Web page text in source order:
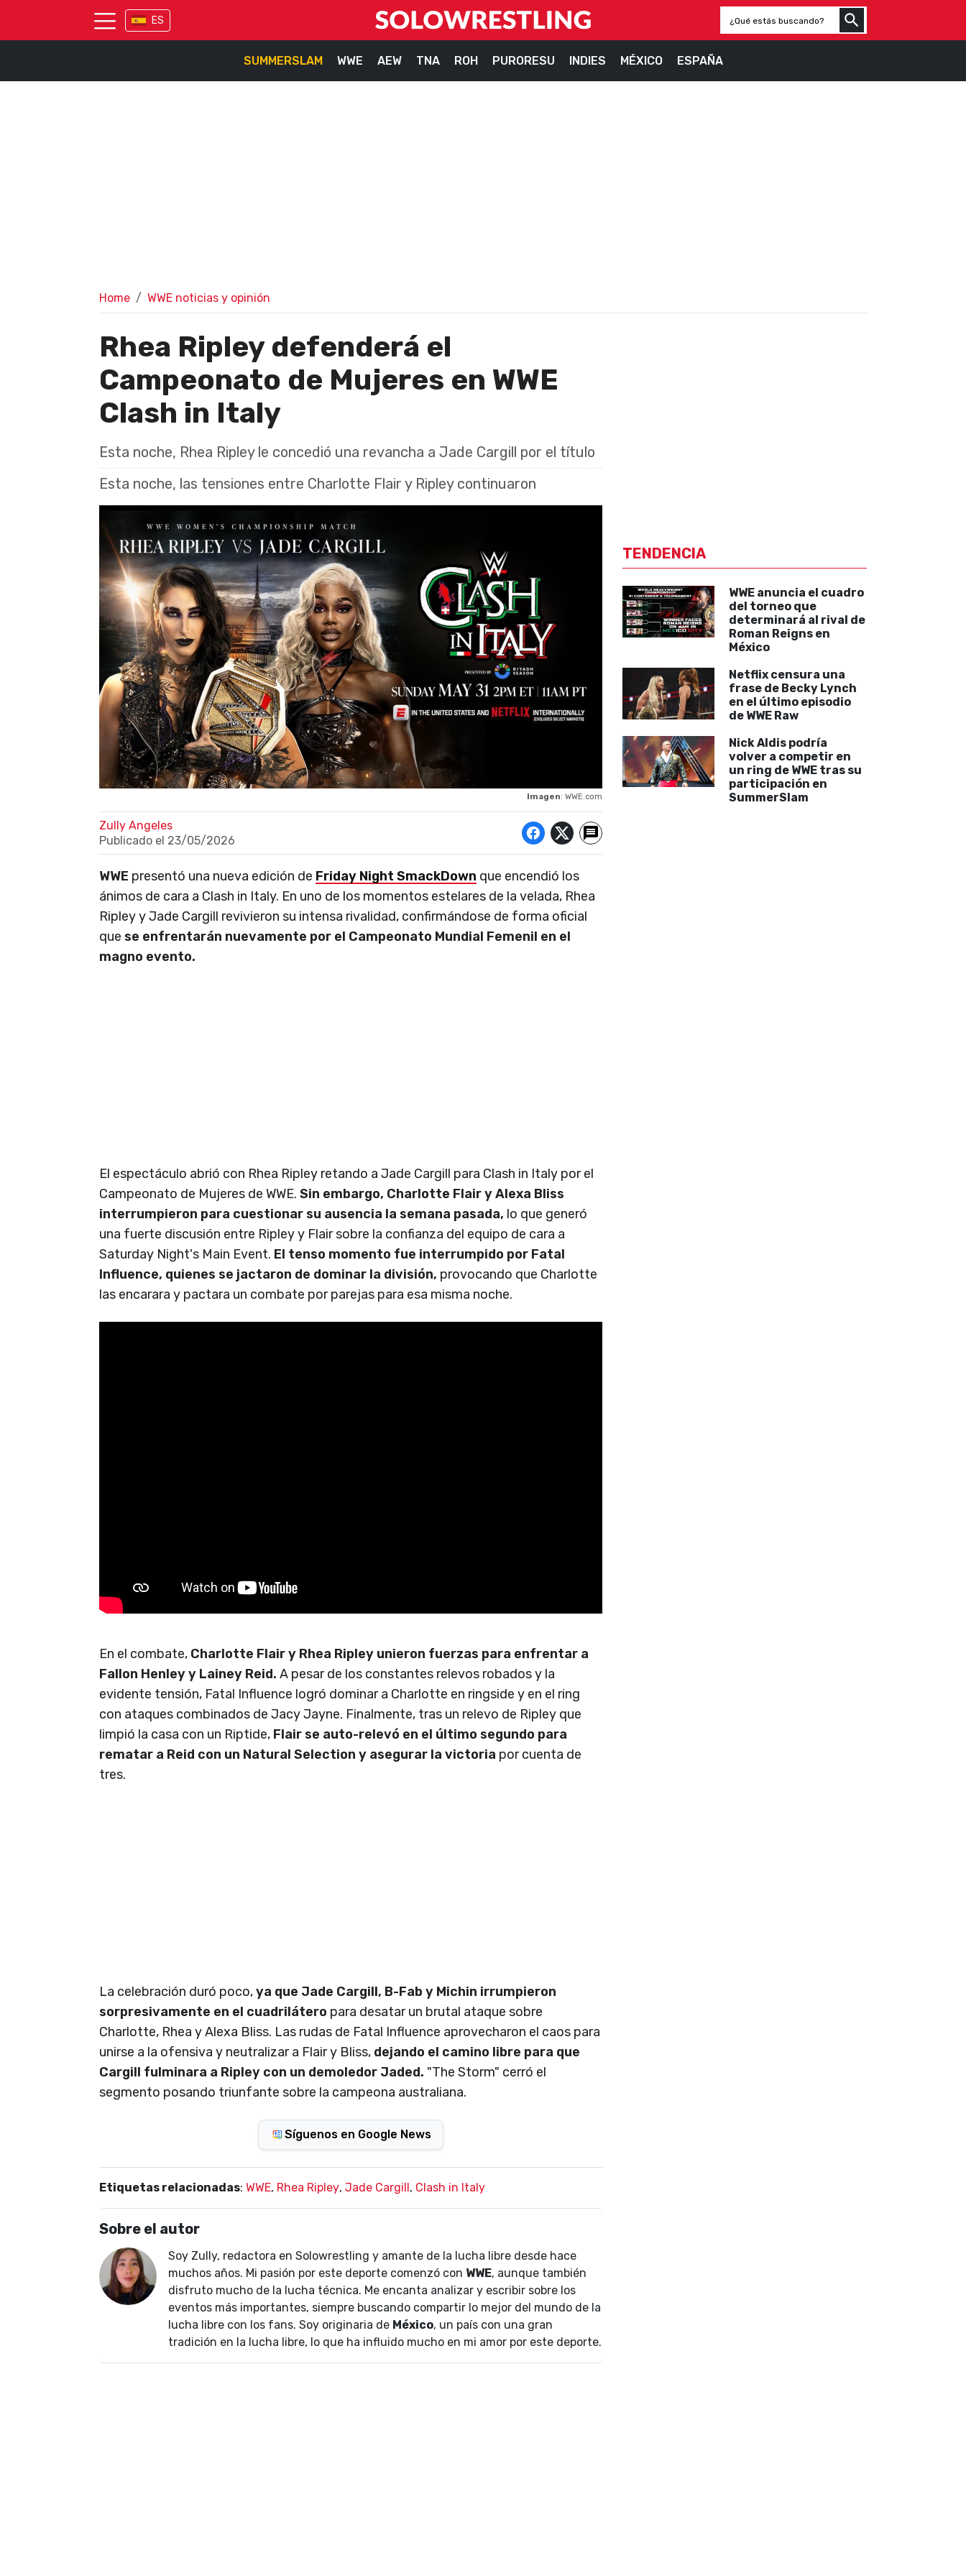
ES
SUMMERSLAM WWE AEW TNA ROH PURORESU INDIES MÉXICO ESPAÑA
Home WWE noticias y opinión
Rhea Ripley defenderá el
Campeonato de Mujeres en WWE
Clash in Italy
Esta noche, Rhea Ripley le concedió una revancha a Jade Cargill por el título
Esta noche, las tensiones entre Charlotte Flair y Ripley continuaron
Imagen: WWE.com
Zully Angeles
Publicado el 23/05/2026
WWE presentó una nueva edición de Friday Night SmackDown que encendió los
ánimos de cara a Clash in Italy. En uno de los momentos estelares de la velada, Rhea
Ripley y Jade Cargill revivieron su intensa rivalidad, confirmándose de forma oficial
que se enfrentarán nuevamente por el Campeonato Mundial Femenil en el
magno evento.
El espectáculo abrió con Rhea Ripley retando a Jade Cargill para Clash in Italy por el
Campeonato de Mujeres de WWE. Sin embargo, Charlotte Flair y Alexa Bliss
interrumpieron para cuestionar su ausencia la semana pasada, lo que generó
una fuerte discusión entre Ripley y Flair sobre la confianza del equipo de cara a
Saturday Night's Main Event. El tenso momento fue interrumpido por Fatal
Influence, quienes se jactaron de dominar la división, provocando que Charlotte
las encarara y pactara un combate por parejas para esa misma noche.
En el combate, Charlotte Flair y Rhea Ripley unieron fuerzas para enfrentar a
Fallon Henley y Lainey Reid. A pesar de los constantes relevos robados y la
evidente tensión, Fatal Influence logró dominar a Charlotte en ringside y en el ring
con ataques combinados de Jacy Jayne. Finalmente, tras un relevo de Ripley que
limpió la casa con un Riptide, Flair se auto-relevó en el último segundo para
rematar a Reid con un Natural Selection y asegurar la victoria por cuenta de
tres.
La celebración duró poco,ya que Jade Cargill, B-Fab y Michin irrumpieron
sorpresivamente en el cuadrilátero para desatar un brutal ataque sobre
Charlotte, Rhea y Alexa Bliss. Las rudas de Fatal Influence aprovecharon el caos para
unirse a la ofensiva y neutralizar a Flair y Bliss, dejando el camino libre para que
Cargill fulminara a Ripley con un demoledor Jaded. "The Storm" cerró el
segmento posando triunfante sobre la campeona australiana.
Síguenos en Google News
Etiquetas relacionadas: WWE, Rhea Ripley, Jade Cargill, Clash in Italy
Sobre el autor
Soy Zully, redactora en Solowrestling y amante de la lucha libre desde hace
muchos años. Mi pasión por este deporte comenzó con WWE, aunque también
disfruto mucho de la lucha técnica. Me encanta analizar y escribir sobre los
eventos más importantes, siempre buscando compartir lo mejor del mundo de la
lucha libre con los fans. Soy originaria de México, un país con una gran
tradición en la lucha libre, lo que ha influido mucho en mi amor por este deporte.
TENDENCIA
WWE anuncia el cuadro
del torneo que
determinará al rival de
Roman Reigns en
México
Netflix censura una
frase de Becky Lynch
en el último episodio
de WWE Raw
Nick Aldis podría
volver a competir en
un ring de WWE tras su
participación en
SummerSlam